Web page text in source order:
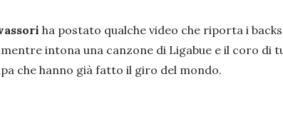
ha postato qualche video che riporta i
intona una canzone di Ligabue e il coro di
che hanno già fatto il giro del mondo.